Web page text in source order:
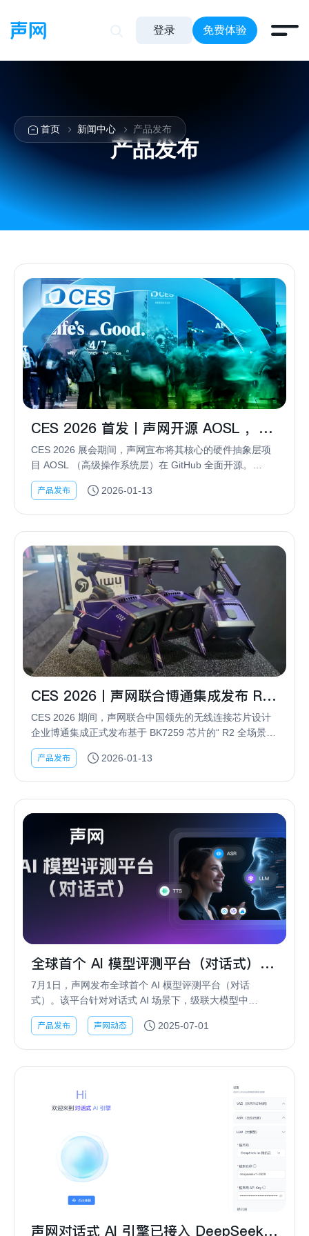
登录 免费体验
首页 新闻中心 产品发布
产品发布
CES 2026 首发丨声网开源 AOSL ，构
建 AI 硬件开放新生态
CES 2026 展会期间，声网宣布将其核心的硬件抽象层项
目 AOSL （高级操作系统层）在 GitHub 全面开源。
AOSL 能显著降低 AI 在硬件端落地的创新门槛，加速催生
更繁荣的硬件创新生态...
产品发布 2026-01-13
CES 2026丨声网联合博通集成发布 R2
全场景 AI 机器人开发套件
CES 2026 期间，声网联合中国领先的无线连接芯片设计
企业博通集成正式发布基于 BK7259 芯片的“ R2 全场景 AI
机器人开发套件”。陆吾智能旗下“陆卡卡”作为该方案在桌
面机器人场景的标杆...
产品发布 2026-01-13
全球首个 AI 模型评测平台（对话式）上
线 提供级联 ASR+LLM+TTS 横向测评
7月1日，声网发布全球首个 AI 模型评测平台（对话
式）。该平台针对对话式 AI 场景下，级联大模型中
的 ASR+LLM+TTS 延迟数据提供主流供应商的横向测
评，更直观的展示声网对话式 AI 引擎适...
产品发布 声网动态 2025-07-01
声网对话式 AI 引擎已接入 DeepSeek-